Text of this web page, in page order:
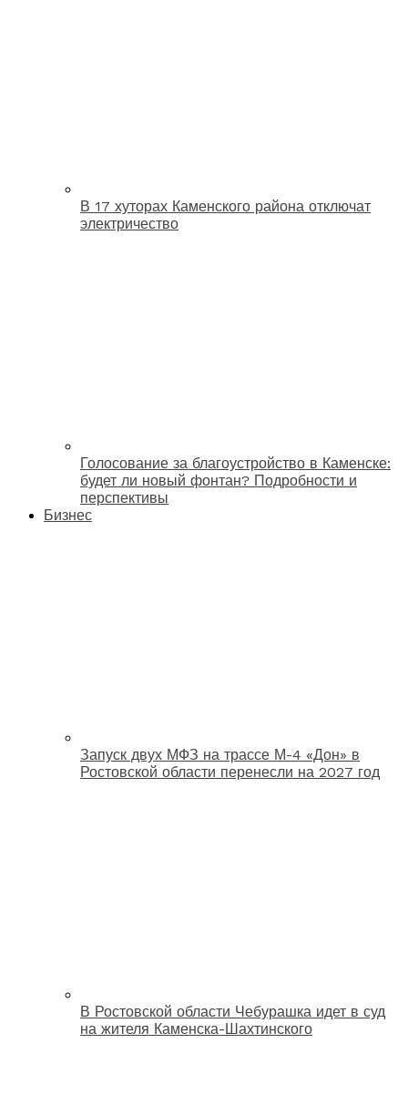
В 17 хуторах Каменского района отключат
электричество
Голосование за благоустройство в Каменске:
будет ли новый фонтан? Подробности и
перспективы
Бизнес
Запуск двух МФЗ на трассе М-4 «Дон» в
Ростовской области перенесли на 2027 год
В Ростовской области Чебурашка идет в суд
на жителя Каменска-Шахтинского